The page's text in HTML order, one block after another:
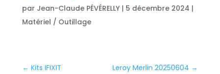
par Jean-Claude PÉVÉRELLY| 5 décembre 2024 |
Matériel / Outillage
← Kits IFIXIT Leroy Merlin 20250604 →